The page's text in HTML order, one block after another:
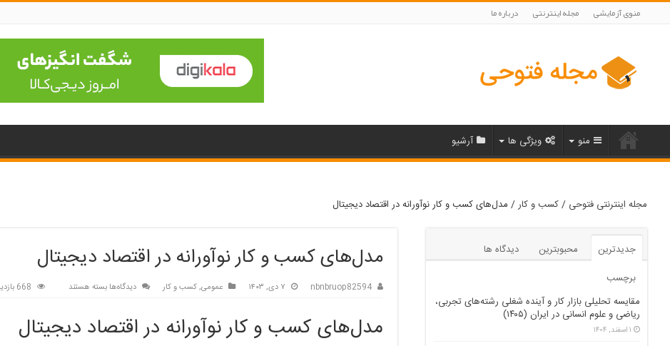
منوی آزمایشی مجله اینترنتی درباره ما
منو ویژگی ها آرشیو
مجله اینترنتی فتوحی /کسب و کار/ مدل‌های کسب و کار نوآورانه در اقتصاد دیجیتال
مدل‌های کسب و کار نوآورانه در اقتصاد دیجیتال
nbnbruop82594 ۷ دی, ۱۴۰۳ عمومی,کسب و کار دیدگاه‌ها برای
و
بسته هستند 668 بازدید
مدل‌های کسب و کار نوآورانه در اقتصاد دیجیتال
جدیدترین محبوبترین
دیدگاه ها
برچسب
مقایسه تحلیلی بازار کار و آینده شغلی رشته‌های تجربی،
ریاضی و علوم انسانی در ایران (۱۴۰۵)
۱ اسفند, ۱۴۰۴